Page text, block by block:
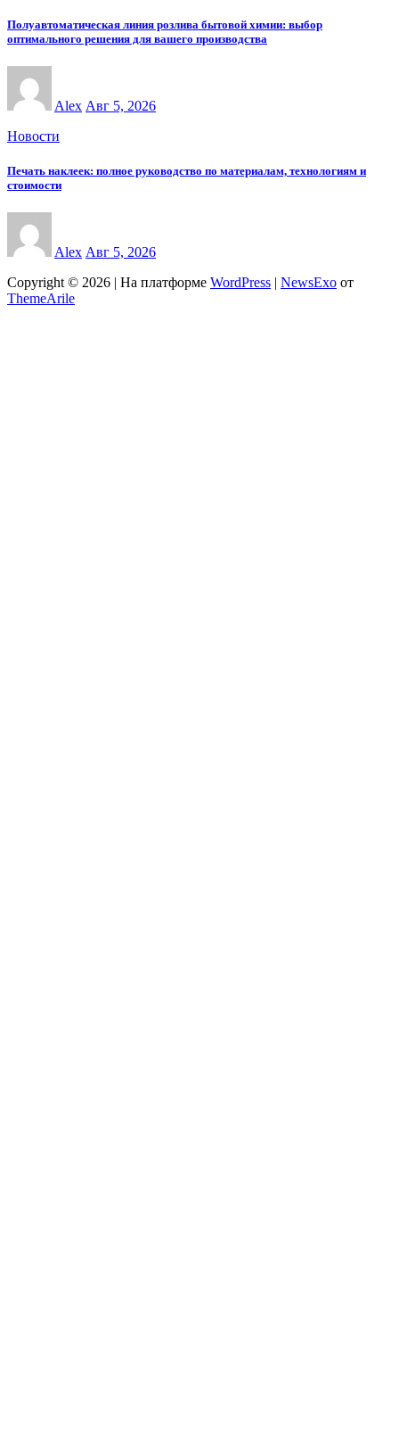
Полуавтоматическая линия розлива бытовой химии: выбор
оптимального решения для вашего производства
Alex Авг 5, 2026
Новости
Печать наклеек: полное руководство по материалам, технологиям и
стоимости
Alex Авг 5, 2026
Copyright © 2026 | На платформе WordPress NewsExo от
ThemeArile